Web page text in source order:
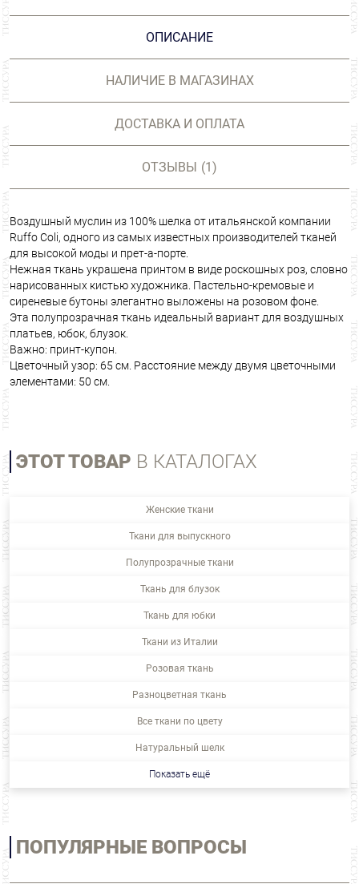
ОПИСАНИЕ
НАЛИЧИЕ В МАГАЗИНАХ
ДОСТАВКА И ОПЛАТА
ОТЗЫВЫ (1)
Воздушный муслин из 100% шелка от итальянской компании
Ruffo Coli, одного из самых известных производителей тканей
для высокой моды и прет-а-порте.
Нежная ткань украшена принтом в виде роскошных роз, словно
нарисованных кистью художника. Пастельно-кремовые и
сиреневые бутоны элегантно выложены на розовом фоне.
Эта полупрозрачная ткань идеальный вариант для воздушных
платьев, юбок, блузок.
Важно: принт-купон.
Цветочный узор: 65 см. Расстояние между двумя цветочными
элементами: 50 см.
ЭТОТ ТОВАР В КАТАЛОГАХ
Женские ткани
Ткани для выпускного
Полупрозрачные ткани
Ткань для блузок
Ткань для юбки
Ткани из Италии
Розовая ткань
Разноцветная ткань
Все ткани по цвету
Натуральный шелк
Показать ещё
ПОПУЛЯРНЫЕ ВОПРОСЫ